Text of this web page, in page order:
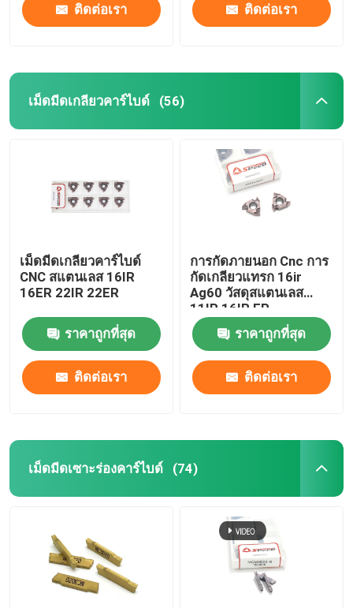
ติดต่อเรา ติดต่อเรา
เม็ดมีดเกลียวคาร์ไบด์ (56)
เม็ดมีดเกลียวคาร์ไบด์
CNC สแตนเลส 16IR
16ER 22IR 22ER
ราคาถูกที่สุด
ติดต่อเรา
การกัดภายนอก Cnc การ
กัดเกลียวแทรก 16ir
Ag60 วัสดุสแตนเลส
11IR 16IR ER
ราคาถูกที่สุด
ติดต่อเรา
เม็ดมีดเซาะร่องคาร์ไบด์ (74)